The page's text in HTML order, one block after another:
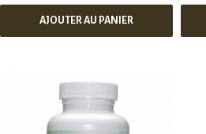
AJOUTER AU PANIER